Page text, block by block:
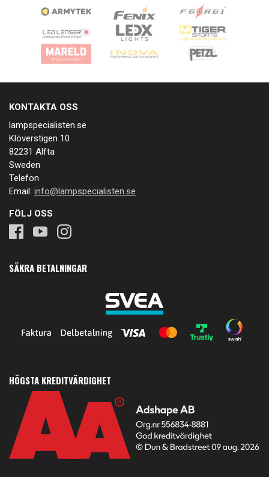
KONTAKTA OSS
lampspecialisten.se
Klöverstigen 10
82231 Alfta
Sweden
Telefon
Email: info@lampspecialisten.se
FÖLJ OSS
SÄKRA BETALNINGAR
HÖGSTA KREDITVÄRDIGHET